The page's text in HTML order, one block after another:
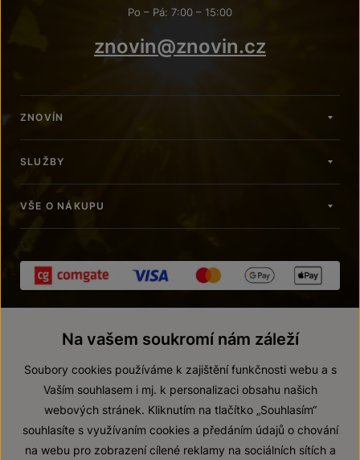
Po – Pá: 7:00 – 15:00
znovin@znovin.cz
ZNOVÍN
SLUŽBY
VŠE O NÁKUPU
© 2026 ZNOVÍN ZNOJMO, a. s.
Na vašem soukromí nám záleží
Soubory cookies používáme k zajištění funkčnosti webu a s
Vaším souhlasem i mj. k personalizaci obsahu našich
webových stránek. Kliknutím na tlačítko „Souhlasím“
souhlasíte s využívaním cookies a předáním údajů o chování
na webu pro zobrazení cílené reklamy na sociálních sítích a